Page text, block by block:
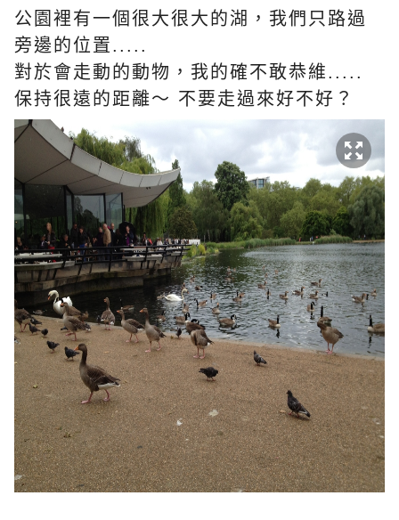
公園裡有一個很大很大的湖，我們只路過
旁邊的位置.....
對於會走動的動物，我的確不敢恭維.....
保持很遠的距離～ 不要走過來好不好？